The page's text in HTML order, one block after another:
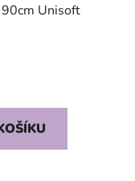
Unisoft